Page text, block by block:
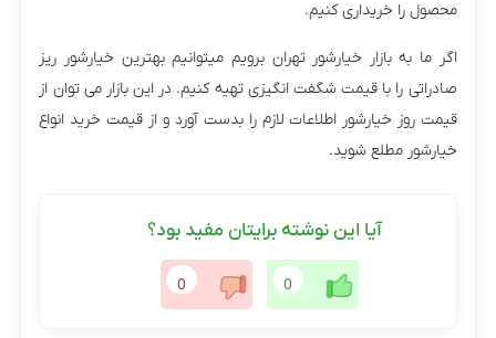
محصول را خریداری کنیم.
اگر ما به بازار خیارشور تهران برویم میتوانیم بهترین خیارشور ریز
صادراتی را با قیمت شگفت انگیزی تهیه کنیم. در این بازار می توان از
قیمت روز خیارشور اطلاعات لازم را بدست آورد و از قیمت خرید انواع
خیارشور مطلع شوید.
آیا این نوشته برایتان مفید بود؟
0
0